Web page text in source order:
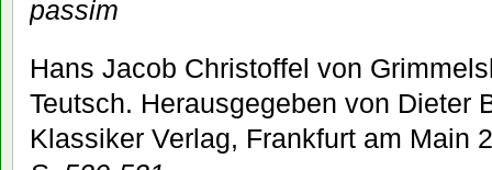
passim
Hans Jacob Christoffel von
Teutsch. Herausgegeben von Dieter
Klassiker Verlag, Frankfurt am Main